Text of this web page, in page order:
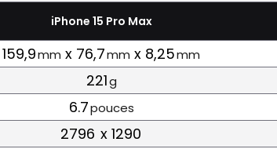
iPhone 15 Pro Max
159,9mm x 76,7mm x 8,25mm
221g
6.7pouces
2796 x 1290